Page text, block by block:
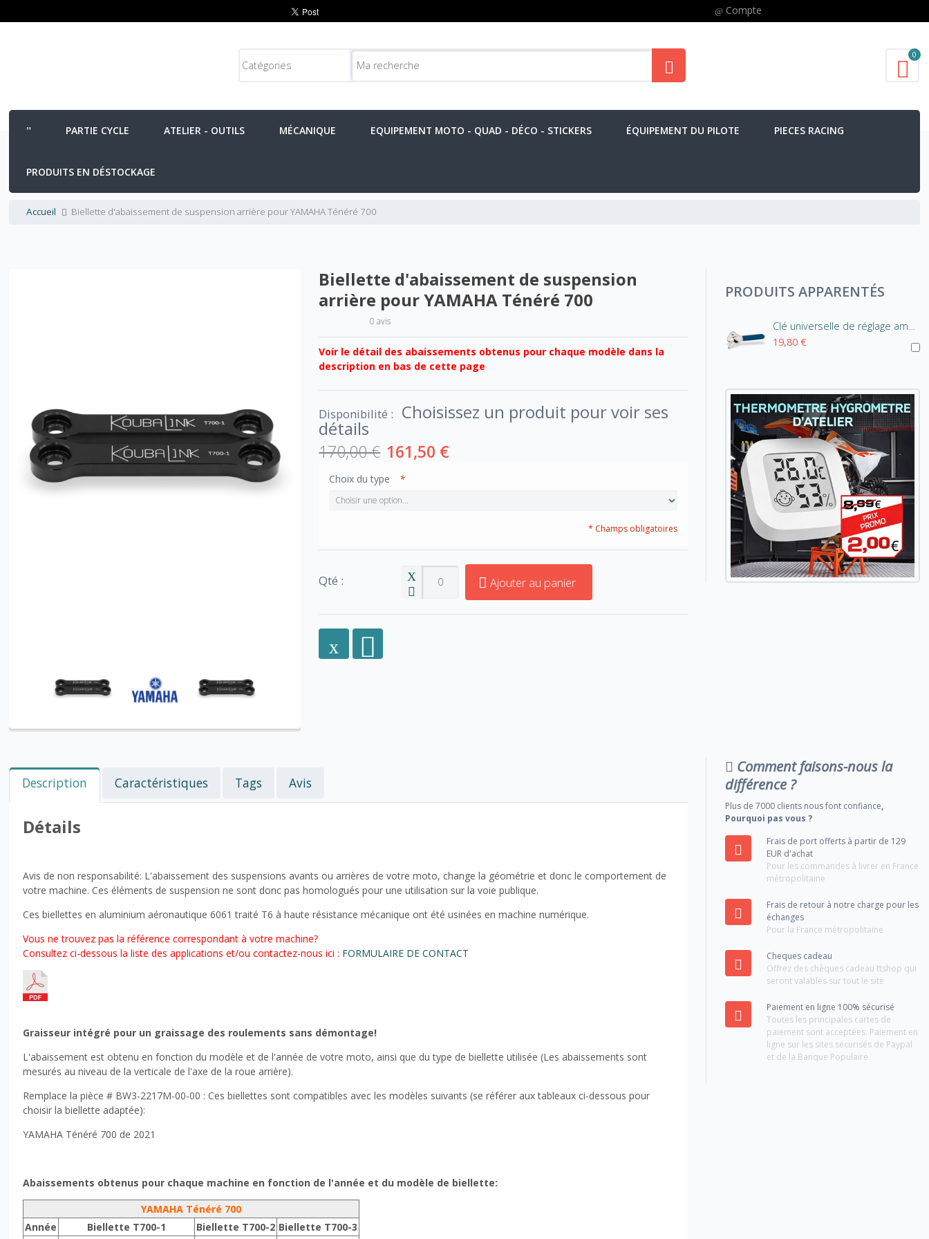
Compte
0
PARTIE CYCLE ATELIER - OUTILS MÉCANIQUE EQUIPEMENT MOTO - QUAD - DÉCO - STICKERS ÉQUIPEMENT DU PILOTE PIECES RACING
PRODUITS EN DÉSTOCKAGE
Accueil Biellette d'abaissement de suspension arrière pour YAMAHA Ténéré 700
Biellette d'abaissement de suspension
arrière pour YAMAHA Ténéré 700
0 avis
Voir le détail des abaissements obtenus pour chaque modèle dans la
description en bas de cette page
Disponibilité : Choisissez un produit pour voir ses
détails
170,00 € 161,50 €
*
Choix du type
* Champs obligatoires
Qté : Ajouter au panier
PRODUITS APPARENTÉS
Clé universelle de réglage amortisseur
19,80 €
Description Caractéristiques Tags Avis
Détails
Avis de non responsabilité: L'abaissement des suspensions avants ou arrières de votre moto, change la géométrie et donc le comportement de
votre machine. Ces éléments de suspension ne sont donc pas homologués pour une utilisation sur la voie publique.
Ces biellettes en aluminium aéronautique 6061 traité T6 à haute résistance mécanique ont été usinées en machine numérique.
Vous ne trouvez pas la référence correspondant à votre machine?
Consultez ci-dessous la liste des applications et/ou contactez-nous ici : FORMULAIRE DE CONTACT
Graisseur intégré pour un graissage des roulements sans démontage!
L'abaissement est obtenu en fonction du modèle et de l'année de votre moto, ainsi que du type de biellette utilisée (Les abaissements sont
mesurés au niveau de la verticale de l'axe de la roue arrière).
Remplace la pièce # BW3-2217M-00-00 : Ces biellettes sont compatibles avec les modèles suivants (se référer aux tableaux ci-dessous pour
choisir la biellette adaptée):
YAMAHA Ténéré 700 de 2021
Abaissements obtenus pour chaque machine en fonction de l'année et du modèle de biellette:
YAMAHA Ténéré 700
Année
Biellette T700-1 Biellette T700-2 Biellette T700-3
Comment faisons-nous la
différence ?
Plus de 7000 clients nous font confiance,
Pourquoi pas vous ?
Frais de port offerts à partir de 129
EUR d'achat
Pour les commandes à livrer en France
métropolitaine
Frais de retour à notre charge pour les
échanges
Pour la France métropolitaine
Cheques cadeau
Offrez des chèques cadeau ttshop qui
seront valables sur tout le site
Paiement en ligne 100% sécurisé
Toutes les principales cartes de
paiement sont acceptées. Paiement en
ligne sur les sites sécurisés de Paypal
et de la Banque Populaire